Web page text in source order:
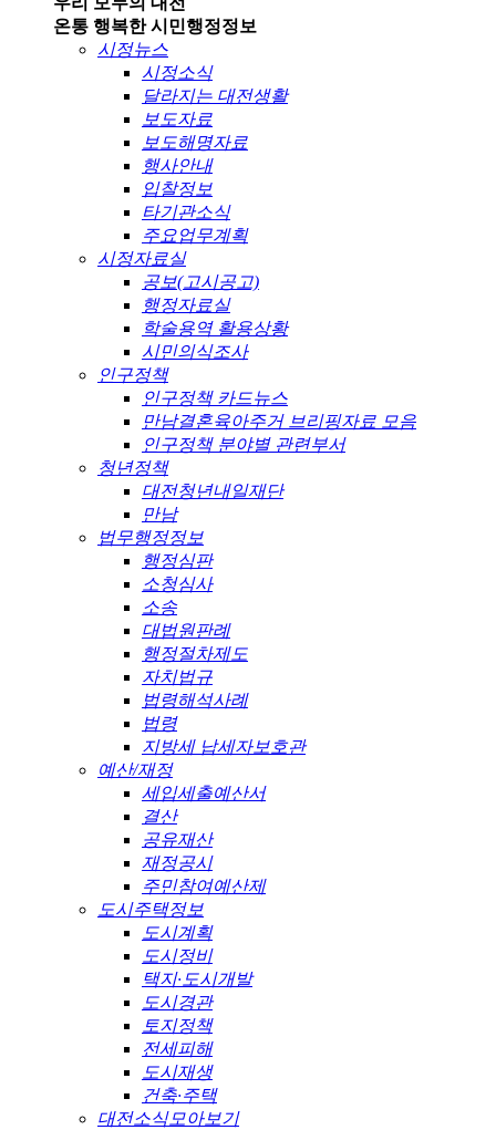
온통 행복한 시민행정정보
시정뉴스
시정소식
달라지는 대전생활
보도자료
보도해명자료
행사안내
입찰정보
타기관소식
주요업무계획
시정자료실
공보(고시공고)
행정자료실
학술용역 활용상황
시민의식조사
인구정책
인구정책 카드뉴스
만남결혼육아주거 브리핑자료 모음
인구정책 분야별 관련부서
청년정책
대전청년내일재단
만남
법무행정정보
행정심판
소청심사
소송
대법원판례
행정절차제도
자치법규
법령해석사례
법령
지방세 납세자보호관
예산/재정
세입세출예산서
결산
공유재산
재정공시
주민참여예산제
도시주택정보
도시계획
도시정비
택지·도시개발
도시경관
토지정책
전세피해
도시재생
건축·주택
대전소식모아보기